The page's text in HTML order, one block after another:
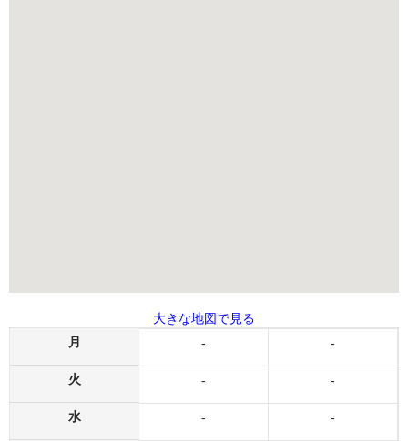
大きな地図で見る
月
火
水
-
-
-
-
-
-